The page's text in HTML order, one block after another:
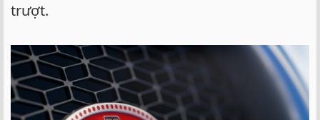
trượt.